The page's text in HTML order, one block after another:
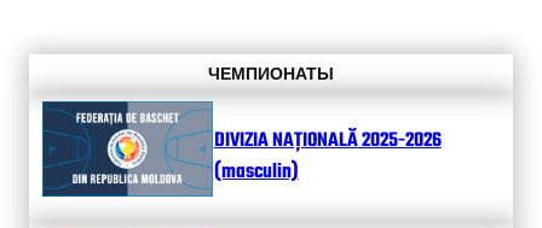
ЧЕМПИОНАТЫ
DIVIZIA NAȚIONALĂ 2025-2026
(masculin)